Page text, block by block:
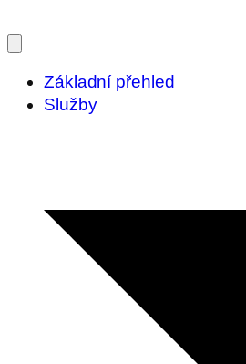
Základní přehled
Služby